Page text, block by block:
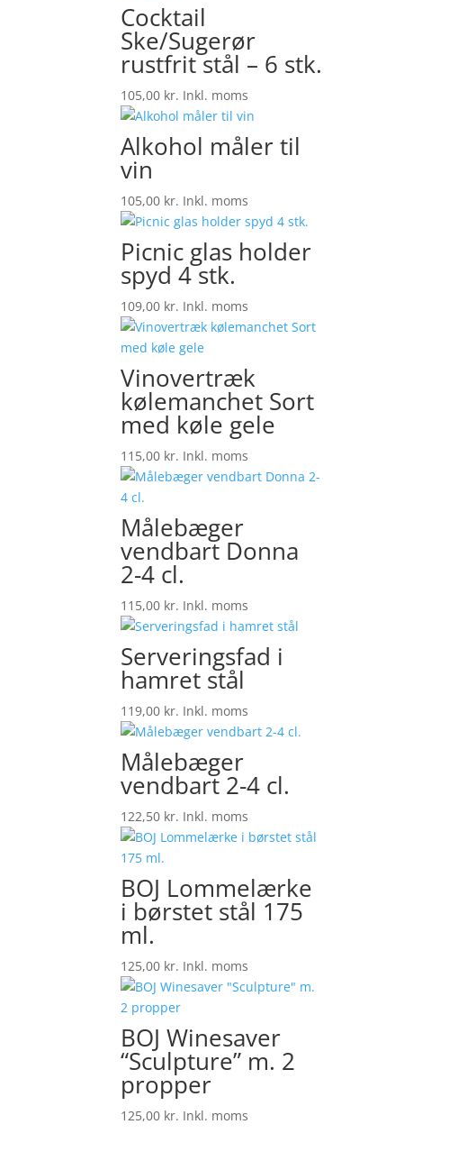
Cocktail
Ske/Sugerør
rustfrit stål – 6 stk.
105,00 kr. Inkl. moms
Alkohol måler til
vin
105,00 kr. Inkl. moms
Picnic glas holder
spyd 4 stk.
109,00 kr. Inkl. moms
Vinovertræk
kølemanchet Sort
med køle gele
115,00 kr. Inkl. moms
Målebæger
vendbart Donna
2-4 cl.
115,00 kr. Inkl. moms
Serveringsfad i
hamret stål
119,00 kr. Inkl. moms
Målebæger
vendbart 2-4 cl.
122,50 kr. Inkl. moms
BOJ Lommelærke
i børstet stål 175
ml.
125,00 kr. Inkl. moms
BOJ Winesaver
“Sculpture” m. 2
propper
125,00 kr. Inkl. moms